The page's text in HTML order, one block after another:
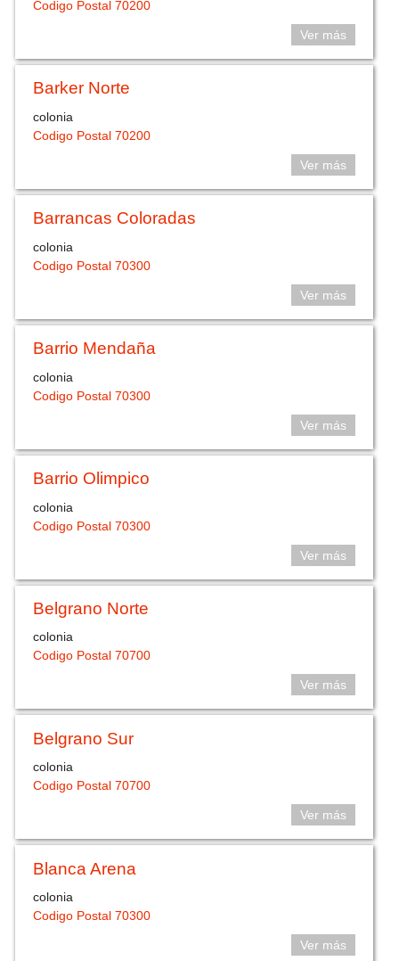
Codigo Postal 70200
Ver más
Barker Norte
colonia
Codigo Postal 70200
Ver más
Barrancas Coloradas
colonia
Codigo Postal 70300
Ver más
Barrio Mendaña
colonia
Codigo Postal 70300
Ver más
Barrio Olimpico
colonia
Codigo Postal 70300
Ver más
Belgrano Norte
colonia
Codigo Postal 70700
Ver más
Belgrano Sur
colonia
Codigo Postal 70700
Ver más
Blanca Arena
colonia
Codigo Postal 70300
Ver más